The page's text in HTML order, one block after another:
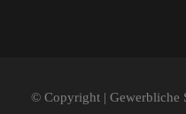
© Copyright | Gewerbliche